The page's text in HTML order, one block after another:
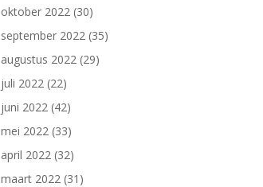
oktober 2022 (30)
september 2022 (35)
augustus 2022 (29)
juli 2022 (22)
juni 2022 (42)
mei 2022 (33)
april 2022 (32)
maart 2022 (31)